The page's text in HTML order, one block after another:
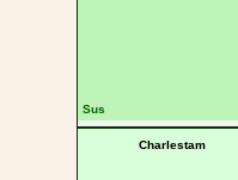
Sus
Charlestam